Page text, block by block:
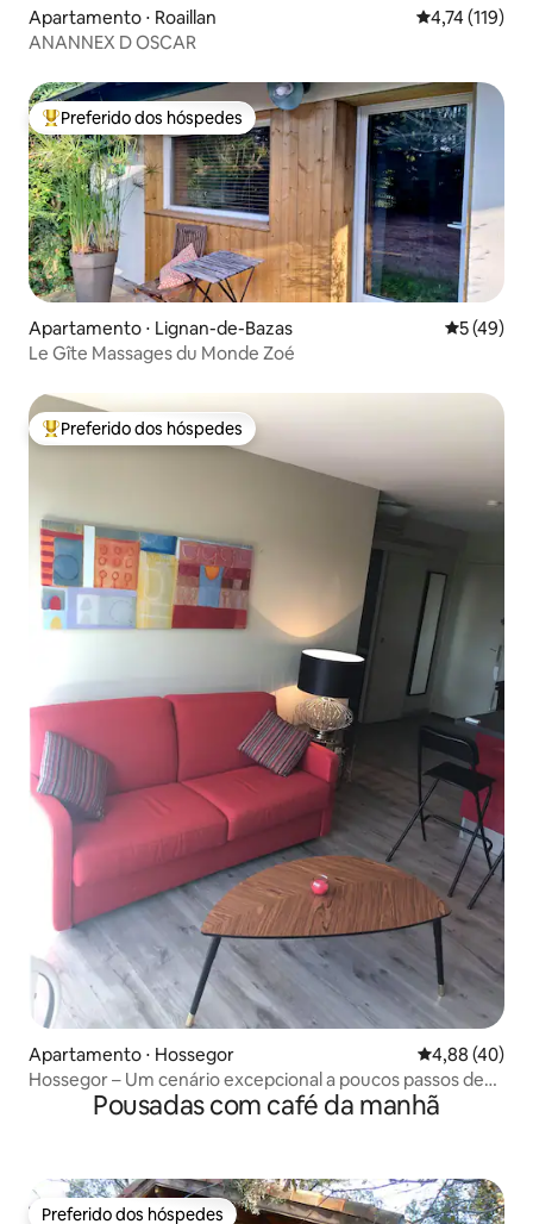
Apartamento ⋅ Roaillan 4,74 de uma
4,74 (119)
ANANNEX D OSCAR
Entre os melhores preferidos dos hóspedes
Preferido dos hóspedes
Apartamento ⋅ Lignan-de-Bazas 5 de uma
5 (49)
Le Gîte Massages du Monde Zoé
Entre os melhores preferidos dos hóspedes
Preferido dos hóspedes
Apartamento ⋅ Hossegor 4,88 de uma
4,88 (40)
Hossegor – Um cenário excepcional a poucos passos de
Pousadas com café da manhã
Preferido dos hóspedes